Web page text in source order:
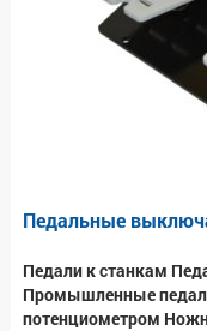
Педальные
Педали к станкам
Промышленные
потенциометром